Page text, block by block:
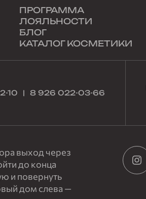
ПРОГРАММА
ЛОЯЛЬНОСТИ
БЛОГ
КАТАЛОГ КОСМЕТИКИ
10 8 926 022-03-66
выход через
до конца
и повернуть
дом слева —